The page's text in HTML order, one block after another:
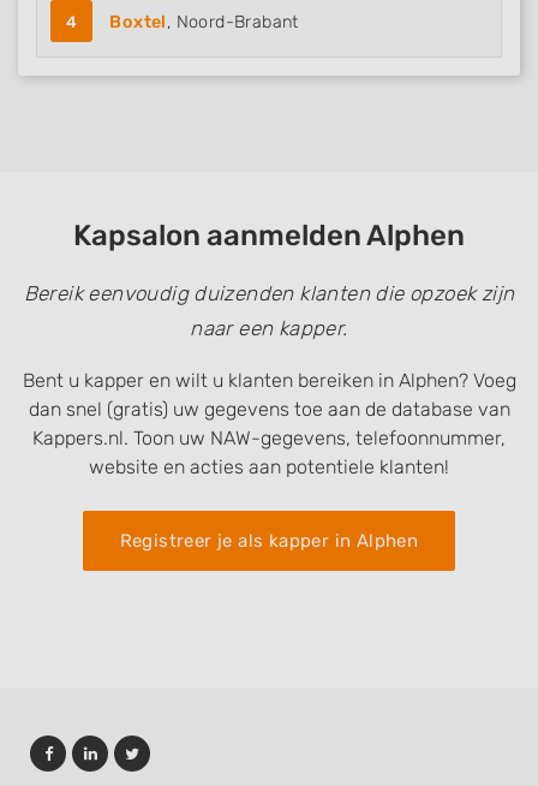
4 Boxtel, Noord-Brabant
Kapsalon aanmelden Alphen
Bereik eenvoudig duizenden klanten die opzoek zijn
naar een kapper.
Bent u kapper en wilt u klanten bereiken in Alphen? Voeg
dan snel (gratis) uw gegevens toe aan de database van
Kappers.nl. Toon uw NAW-gegevens, telefoonnummer,
website en acties aan potentiele klanten!
Registreer je als kapper in Alphen